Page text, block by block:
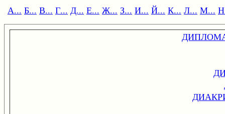
А... Б... В... Г... Д... Е... Ж... З... И... Й... К... Л... М...